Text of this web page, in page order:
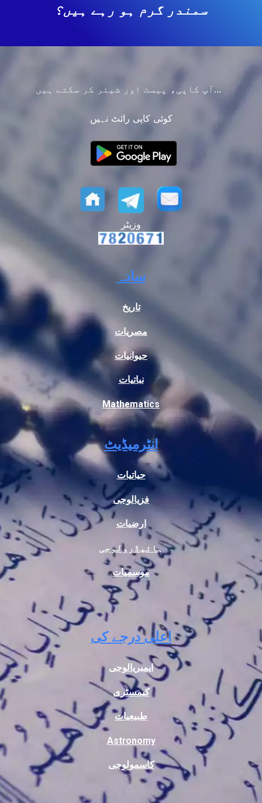
سمندر گرم ہو رہے ہیں؟
آپ کاپی، پیسٹ اور شیئر کر سکتے ہیں...
کوئی کاپی رائٹ نہیں
وزیٹر
سادہ
تاریخ
مصریات
حیوانیات
نباتیات
Mathematics
انٹرمیڈیٹ
حیاتیات
فزیالوجی
ارضیات
ہائیڈرولوجی
موسمیات
اعلی درجے کی
ایمبریالوجی
کیمسٹری
طبیعیات
Astronomy
کاسمولوجی